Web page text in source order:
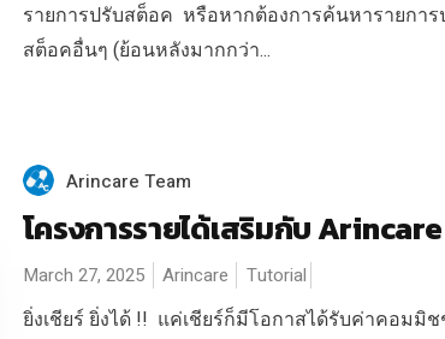
รายการปรับสต็อค หรือหากต้องการค้นหารายการ
สต็อคอื่นๆ (ย้อนหลังมากกว่า...
Arincare Team
โครงการรายได้เสริมกับ Arincare
March 27, 2025 Arincare Tutorial
ยิ่งเชียร์ ยิ่งได้ !! แค่เชียร์ก็มีโอกาสได้รับค่าคอมมิ